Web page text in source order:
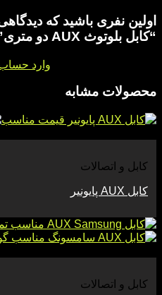
اولین نفری باشید که
“کابل بلوتوث AUX دو متری”
وارد
محصولات مشابه
کابل و اتصالات
کابل AUX پایونیر
کابل و اتصالات